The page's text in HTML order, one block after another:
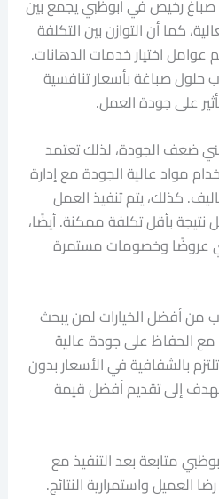
صباغ رخيص في ابوظبي يجمع بين
كما أن التوازن بين التكلفة
اختيار خدمات الدهانات.
حلول صباغة بأسعار تنافسية
على جودة العمل.
ضعف الجودة، لذلك تعتمد
مواد عالية الجودة مع إدارة
كذلك، يتم تنفيذ العمل
نتيجة بأقل تكلفة ممكنة. أيضًا،
عروضًا وخصومات مستمرة
من أفضل الخيارات لمن يبحث
الحفاظ على جودة عالية
بالشفافية في الأسعار بدون
إلى تقديم أفضل قيمة
متابعة بعد التنفيذ مع
واستمرارية النتائج.